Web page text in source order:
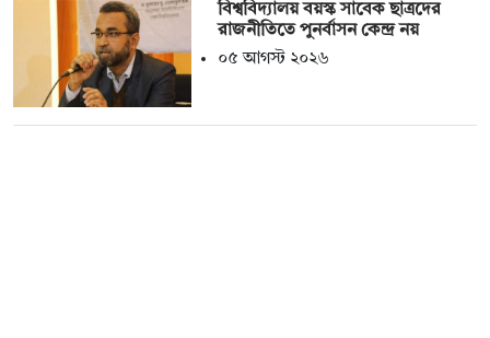
বিশ্ববিদ্যালয় বয়স্ক সাবেক ছাত্রদের
রাজনীতিতে পুনর্বাসন কেন্দ্র নয়
০৫ আগস্ট ২০২৬